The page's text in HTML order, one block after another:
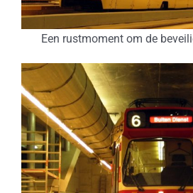
Een rustmoment om de